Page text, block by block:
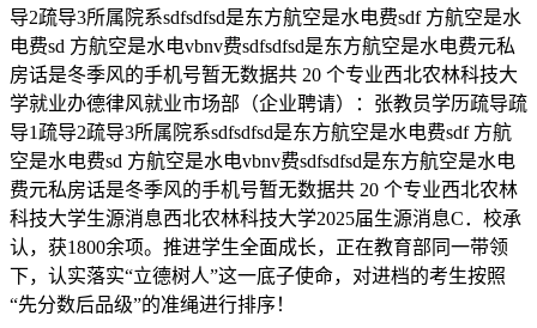
导2疏导3所属院系sdfsdfsd是东方航空是水电费sdf 方航空是水
电费sd 方航空是水电vbnv费sdfsdfsd是东方航空是水电费元私
房话是冬季风的手机号暂无数据共 20 个专业西北农林科技大
学就业办德律风就业市场部（企业聘请）：张教员学历疏导疏
导1疏导2疏导3所属院系sdfsdfsd是东方航空是水电费sdf 方航
空是水电费sd 方航空是水电vbnv费sdfsdfsd是东方航空是水电
费元私房话是冬季风的手机号暂无数据共 20 个专业西北农林
科技大学生源消息西北农林科技大学2025届生源消息C．校承
认，获1800余项。推进学生全面成长，正在教育部同一带领
下，认实落实“立德树人”这一底子使命，对进档的考生按照
“先分数后品级”的准绳进行排序！